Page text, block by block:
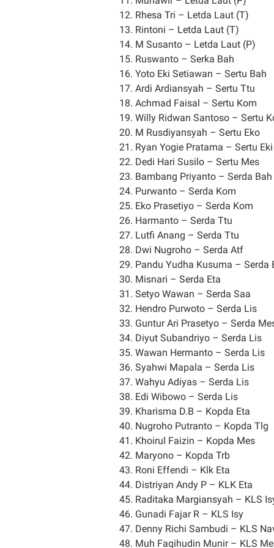
12. Rhesa Tri – Letda Laut (T)
13. Rintoni – Letda Laut (T)
14. M Susanto – Letda Laut (P)
15. Ruswanto – Serka Bah
16. Yoto Eki Setiawan – Sertu Bah
17. Ardi Ardiansyah – Sertu Ttu
18. Achmad Faisal – Sertu Kom
19. Willy Ridwan Santoso – Sertu
20. M Rusdiyansyah – Sertu Eko
21. Ryan Yogie Pratama – Sertu Eki
22. Dedi Hari Susilo – Sertu Mes
23. Bambang Priyanto – Serda Bah
24. Purwanto – Serda Kom
25. Eko Prasetiyo – Serda Kom
26. Harmanto – Serda Ttu
27. Lutfi Anang – Serda Ttu
28. Dwi Nugroho – Serda Atf
29. Pandu Yudha Kusuma – Serda
30. Misnari – Serda Eta
31. Setyo Wawan – Serda Saa
32. Hendro Purwoto – Serda Lis
33. Guntur Ari Prasetyo – Serda
34. Diyut Subandriyo – Serda Lis
35. Wawan Hermanto – Serda Lis
36. Syahwi Mapala – Serda Lis
37. Wahyu Adiyas – Serda Lis
38. Edi Wibowo – Serda Lis
39. Kharisma D.B – Kopda Eta
40. Nugroho Putranto – Kopda Tlg
41. Khoirul Faizin – Kopda Mes
42. Maryono – Kopda Trb
43. Roni Effendi – Klk Eta
44. Distriyan Andy P – KLK Eta
45. Raditaka Margiansyah – KLS
46. Gunadi Fajar R – KLS Isy
47. Denny Richi Sambudi – KLS
48. Muh Faqihudin Munir – KLS